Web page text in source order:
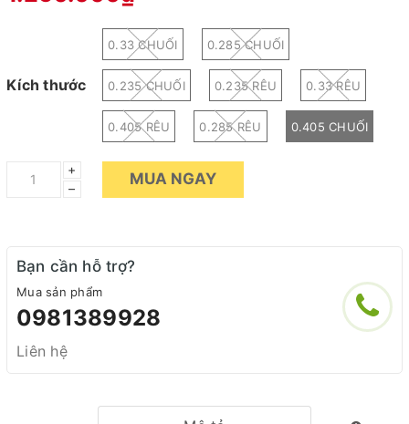
Kích thước
0.33 CHUỐI 0.285 CHUỐI
0.235 CHUỐI 0.235 RÊU 0.33 RÊU
0.405 RÊU 0.285 RÊU 0.405 CHUỐI
+
–
MUA NGAY
Bạn cần hỗ trợ?
Mua sản phẩm
0981389928
Liên hệ